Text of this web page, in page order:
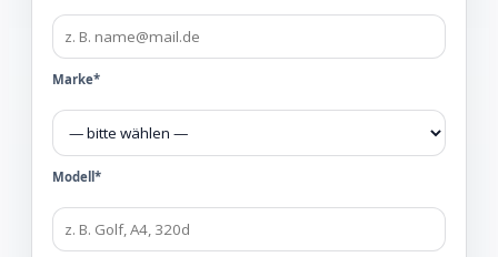
Marke*
Modell*